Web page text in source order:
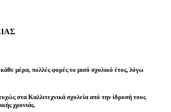
μέρα, πολλές φορές το μισό σχολικό έτος, λόγω
στα Καλλιτεχνικά σχολεία από την ίδρυσή τους
χρονιάς.